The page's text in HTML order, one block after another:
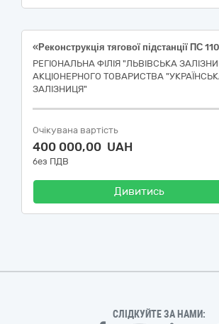
РЕГІОНАЛЬНА ФІЛІЯ "ЛЬВІВСЬКА
АКЦІОНЕРНОГО ТОВАРИСТВА
ЗАЛІЗНИЦЯ"
Очікувана вартість
400 000,00 UAH
без ПДВ
Дивитись
СЛІДКУЙТЕ ЗА НАМИ: